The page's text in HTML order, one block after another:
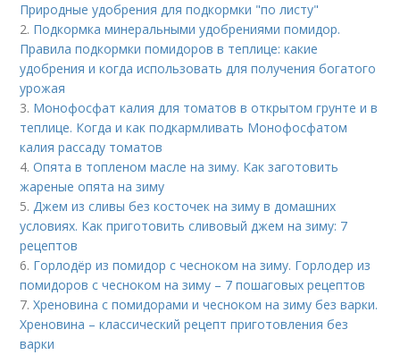
Природные удобрения для подкормки "по листу"
2. Подкормка минеральными удобрениями помидор.
Правила подкормки помидоров в теплице: какие
удобрения и когда использовать для получения богатого
урожая
3. Монофосфат калия для томатов в открытом грунте и в
теплице. Когда и как подкармливать Монофосфатом
калия рассаду томатов
4.Опята в топленом масле на зиму. Как заготовить
жареные опята на зиму
5.Джем из сливы без косточек на зиму в домашних
условиях. Как приготовить сливовый джем на зиму: 7
рецептов
6. Горлодёр из помидор с чесноком на зиму. Горлодер из
помидоров с чесноком на зиму – 7 пошаговых рецептов
7.Хреновина с помидорами и чесноком на зиму без варки.
Хреновина – классический рецепт приготовления без
варки